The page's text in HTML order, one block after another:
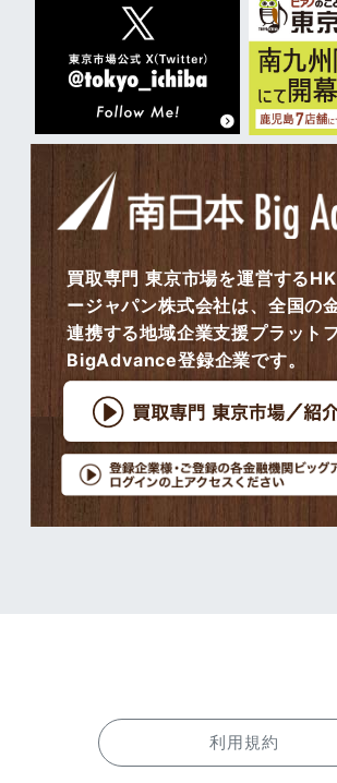
買取専門 東京市場を運営する
ージャパン株式会社は、全国の
連携する地域企業支援プラット
BigAdvance登録企業です。
利用規約